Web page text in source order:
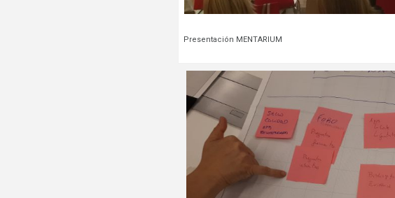
Presentación MENTARIUM